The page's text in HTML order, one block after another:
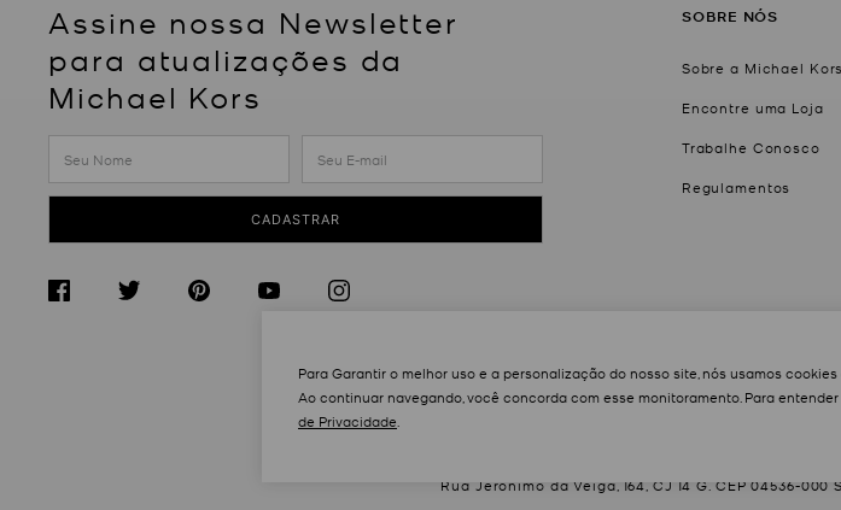
Para Garantir o melhor uso e a personalização do nosso site, nós usamos
Ao continuar navegando, você concorda com esse monitoramento. Para
de Privacidade
Assine nossa Newsletter
para atualizações da
Michael Kors
CADASTRAR
SOBRE NÓS
Sobre a Michael Kors
Encontre uma Loja
Trabalhe Conosco
Regulamentos
Rua Jeronimo da Veiga, 164, CJ 14 G. CEP 04536-000